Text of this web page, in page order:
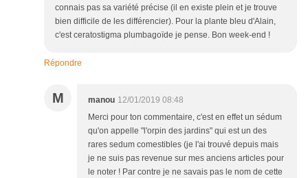
connais pas sa variété précise (il en existe plein et je trouve
bien difficile de les différencier). Pour la plante bleu d'Alain,
c'est ceratostigma plumbagoïde je pense. Bon week-end !
Répondre
M manou 12/01/2019 08:48
Merci pour ton commentaire, c'est en effet un sédum
qu'on appelle "l'orpin des jardins" qui est un des
rares sedum comestibles (je l'ai trouvé depuis mais
je ne suis pas revenue sur mes anciens articles pour
le noter ! Par contre je ne savais pas le nom de cette